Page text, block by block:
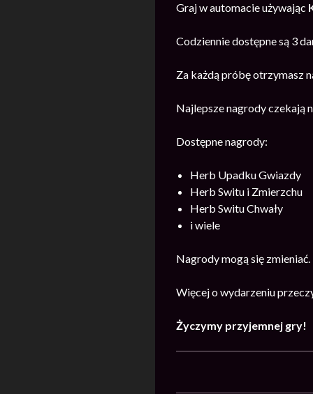
Graj w automacie używając
Codziennie dostępne są 3
Za każdą próbę otrzymasz
Najlepsze nagrody czekają
Dostępne nagrody:
Herb Upadku Gwiazdy
Herb Switu i Zmierzchu
Herb Switu Chwały
i wiele
Nagrody mogą się zmieniać.
Więcej o wydarzeniu
Życzymy przyjemnej gry!